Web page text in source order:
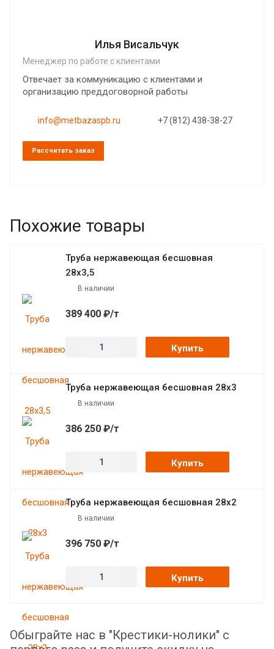
Илья Висальчук
Менеджер по работе с клиентами
Отвечает за коммуникацию с клиентами и
организацию преддоговорной работы
info@metbazaspb.ru +7 (812) 438-38-27
Рассчитать заказ
Похожие товары
Труба нержавеющая бесшовная
28х3,5
В наличии
389 400 ₽/т
Купить
Труба нержавеющая бесшовная 28х3
В наличии
386 250 ₽/т
Купить
Труба нержавеющая бесшовная 28х2
В наличии
396 750 ₽/т
Купить
Обыграйте нас в "Крестики-нолики" с